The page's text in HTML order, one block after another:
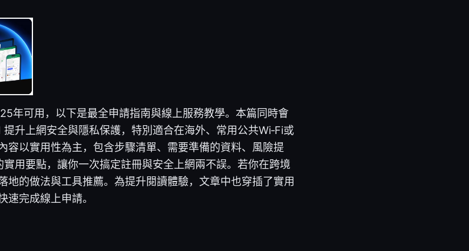
年可用，以下是最全申請指南與線上服務教學。本篇同時會
升上網安全與隱私保護，特別適合在海外、常用公共Wi‑Fi或
容以實用性為主，包含步驟清單、需要準備的資料、風險提
用要點，讓你一次搞定註冊與安全上網兩不誤。若你在跨境
地的做法與工具推薦。為提升閱讀體驗，文章中也穿插了實用
速完成線上申請。